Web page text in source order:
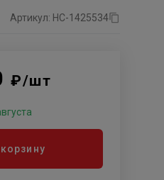
Артикул: НС-1425534
₽/шт